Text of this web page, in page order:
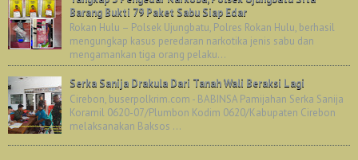
Barang Bukti 79 Paket Sabu Siap Edar
Rokan Hulu – Polsek Ujungbatu, Polres Rokan Hulu, berhasil
mengungkap kasus peredaran narkotika jenis sabu dan
mengamankan tiga orang pelaku...
Serka Sanija Drakula Dari Tanah Wali Beraksi Lagi
Cirebon, buserpolkrim.com - BABINSA Pamijahan Serka Sanija
Koramil 0620-07/Plumbon Kodim 0620/Kabupaten Cirebon
melaksanakan Baksos ...